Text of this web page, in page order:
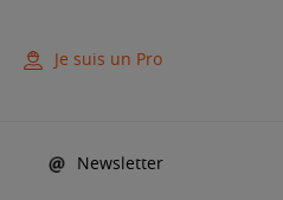
Je suis un Pro
Newsletter